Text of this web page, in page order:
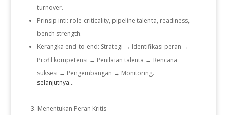
turnover.
Prinsip inti: role-criticality, pipeline talenta, readiness,
bench strength.
Kerangka end-to-end: Strategi → Identifikasi peran →
Profil kompetensi → Penilaian talenta → Rencana
suksesi → Pengembangan → Monitoring.
selanjutnya...
Menentukan Peran Kritis